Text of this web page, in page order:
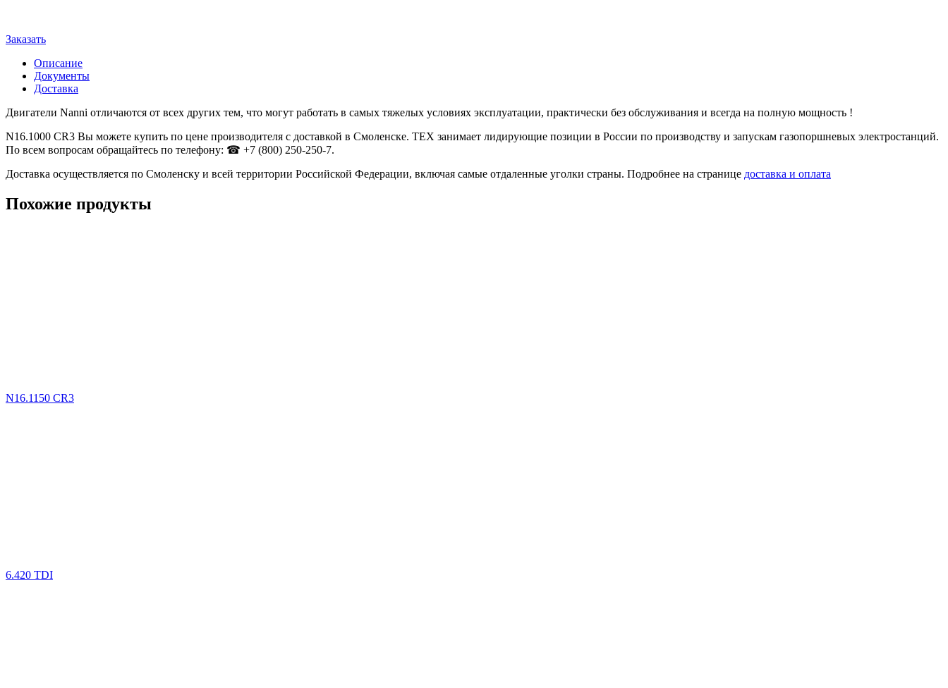
Заказать
Описание
Документы
Доставка
Двигатели Nanni отличаются от всех других тем, что могут работать в самых тяжелых условиях эксплуатации, практически без обслуживания и всегда на полную мощность !
N16.1000 CR3 Вы можете купить по цене производителя с доставкой в Смоленске. ТЕХ занимает лидирующие позиции в России по производству и запускам газопоршневых электростанций.
По всем вопросам обращайтесь по телефону: ☎ +7 (800) 250-250-7.
Доставка осуществляется по Смоленску и всей территории Российской Федерации, включая самые отдаленные уголки страны. Подробнее на странице доставка и оплата
Похожие продукты
N16.1150 CR3
6.420 TDI